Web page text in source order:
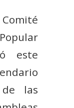
este
las